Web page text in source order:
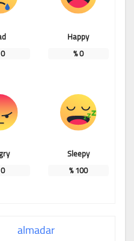
Happy
0
%
0
Sleepy
100
%
0
almadar